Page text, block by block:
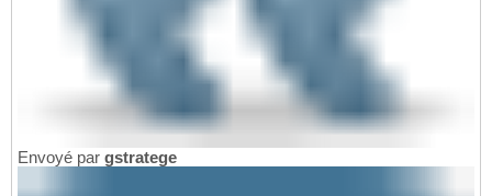
Envoyé par gstratege